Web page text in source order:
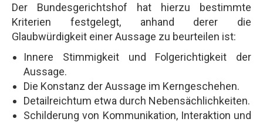
Der Bundesgerichtshof hat hierzu bestimmte
Kriterien festgelegt, anhand derer die
Glaubwürdigkeit einer Aussage zu beurteilen ist:
Innere Stimmigkeit und Folgerichtigkeit der
Aussage.
Die Konstanz der Aussage im Kerngeschehen.
Detailreichtum etwa durch Nebensächlichkeiten.
Schilderung von Kommunikation, Interaktion und